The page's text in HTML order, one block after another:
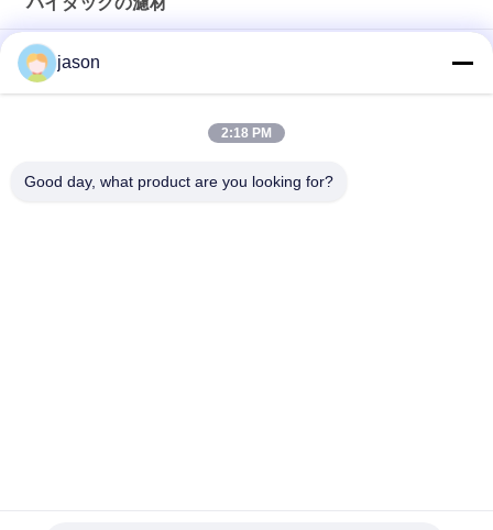
Hydac 309517 0240R050W/HC/-KB Hydac Return Line
Elements
jason
2:18 PM
Good day, what product are you looking for?